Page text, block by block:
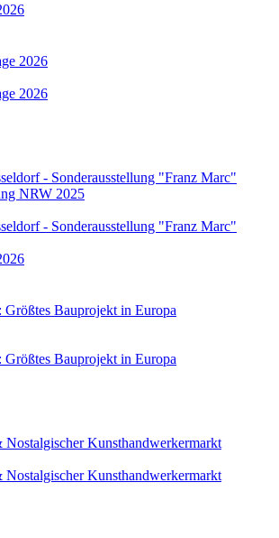
2026
2026
- Sonderausstellung "Franz Marc"
NRW 2025
- Sonderausstellung "Franz Marc"
Größtes Bauprojekt in Europa
Größtes Bauprojekt in Europa
Kunsthandwerkermarkt
Kunsthandwerkermarkt